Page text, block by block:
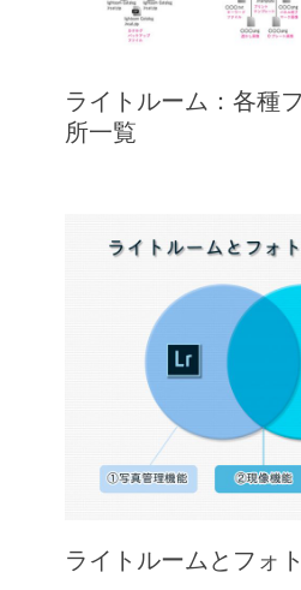
ライトルーム：各種
所一覧
ライトルームとフォ